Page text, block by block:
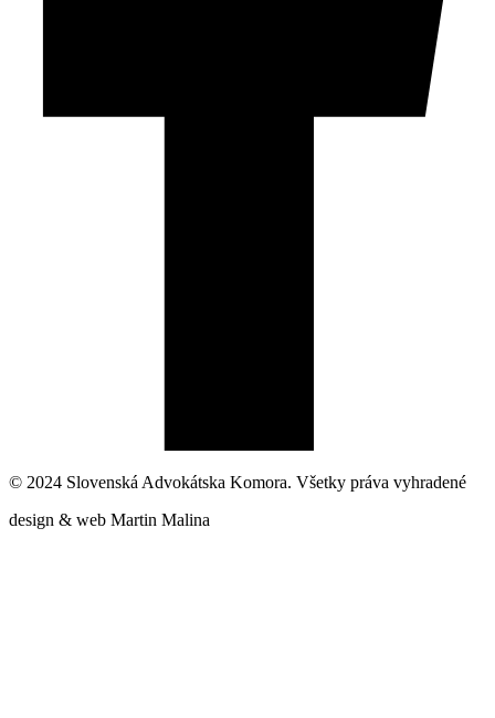
© 2024 Slovenská Advokátska Komora. Všetky práva vyhradené
design & web Martin Malina